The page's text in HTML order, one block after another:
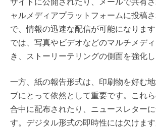
ャルメディアプラットフォームに投稿
で、情報の迅速な配信が可能になりま
では、写真やビデオなどのマルチメデ
き、ストーリーテリングの側面を強化し
一方、紙の報告形式は、印刷物を好む
ブにとって依然として重要です。これ
合中に配布されたり、ニュースレター
す。デジタル形式の即時性には欠けま